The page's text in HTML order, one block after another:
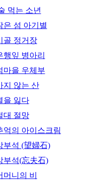
먹는 소년
은 섬 아기별
골 정거장
행잎 병아리
마을 우체부
지 않는 산
을 잃다
대 절망
억의 아이스크림
부석 (望婦石)
부석(忘夫石)
머니의 비